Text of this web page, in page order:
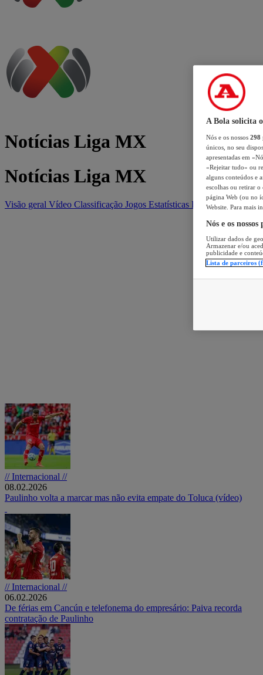
Notícias Liga MX
Notícias Liga MX
Visão geral Vídeo Classificação Jogos Estatísticas Equipas
// Internacional //
08.02.2026
Paulinho volta a marcar mas não evita empate do Toluca (vídeo)
// Internacional //
06.02.2026
De férias em Cancún e telefonema do empresário: Paiva recorda
contratação de Paulinho
A Bola solicita
Nós e os nossos 298
únicos, no seu
apresentadas em
«Rejeitar tudo» ou
alguns conteúdos e
escolhas ou retirar
página Web (ou no
Website. Para mais
Nós e os
Utilizar dados de
Armazenar e/ou
publicidade e
Lista de parceiros